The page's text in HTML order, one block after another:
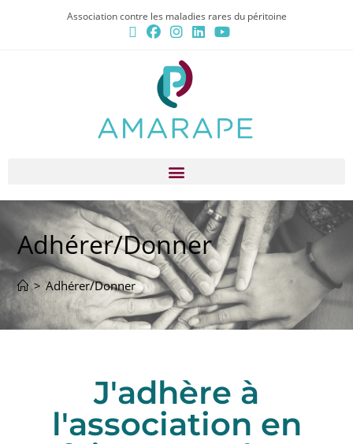
Association contre les maladies rares du péritoine
Adhérer/Donner
> Adhérer/Donner
J'adhère à
l'association en